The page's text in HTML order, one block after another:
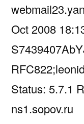
Oct 2008
Status: 5.7.1
ns1.sopov.ru